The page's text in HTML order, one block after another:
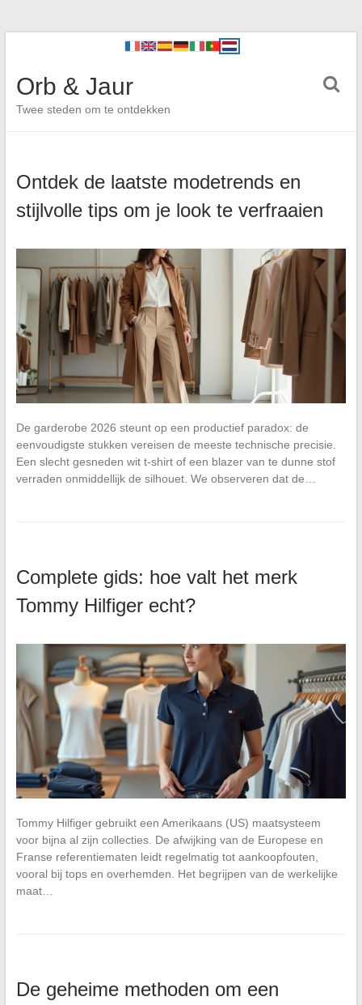
Orb & Jaur
Twee steden om te ontdekken
Ontdek de laatste modetrends en
stijlvolle tips om je look te verfraaien
De garderobe 2026 steunt op een productief paradox: de
eenvoudigste stukken vereisen de meeste technische precisie.
Een slecht gesneden wit t-shirt of een blazer van te dunne stof
verraden onmiddellijk de silhouet. We observeren dat de…
Complete gids: hoe valt het merk
Tommy Hilfiger echt?
Tommy Hilfiger gebruikt een Amerikaans (US) maatsysteem
voor bijna al zijn collecties. De afwijking van de Europese en
Franse referentiematen leidt regelmatig tot aankoopfouten,
vooral bij tops en overhemden. Het begrijpen van de werkelijke
maat…
De geheime methoden om een